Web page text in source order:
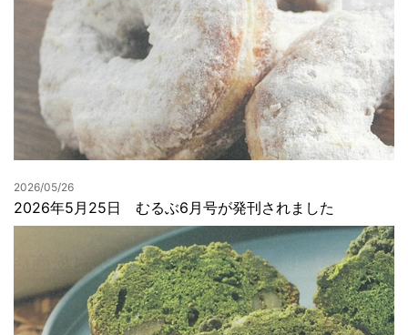
2026/05/26
2026年5月25日 むるぶ6月号が発刊されました